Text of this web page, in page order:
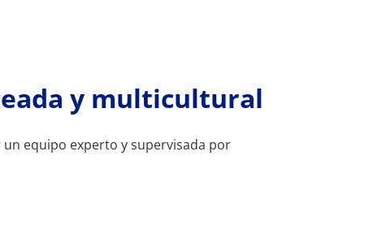
y multicultural
un equipo experto y supervisada por